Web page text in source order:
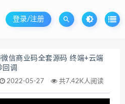
登录/注册
信商业码全套源码 终端+云端
回调
2022-05-27 共7.42K人阅读